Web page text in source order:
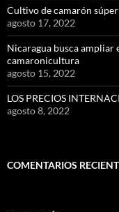
Cultivo de camarón
agosto 17, 2022
Nicaragua busca ampliar
camaronicultura
agosto 15, 2022
LOS PRECIOS
agosto 8, 2022
COMENTARIOS